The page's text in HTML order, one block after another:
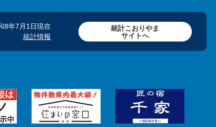
8年7月1日現在
統計情報
統計こおりやま
サイトへ